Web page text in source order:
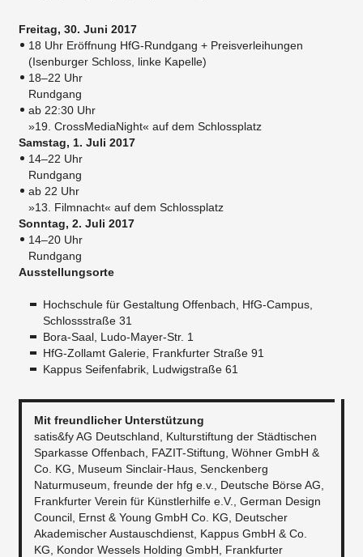
Freitag, 30. Juni 2017
18 Uhr Eröffnung HfG-Rundgang + Preisverleihungen
(Isenburger Schloss, linke Kapelle)
18–22 Uhr
Rundgang
ab 22:30 Uhr
»19. CrossMediaNight« auf dem Schlossplatz
Samstag, 1. Juli 2017
14–22 Uhr
Rundgang
ab 22 Uhr
»13. Filmnacht« auf dem Schlossplatz
Sonntag, 2. Juli 2017
14–20 Uhr
​Rundgang
Ausstellungsorte​
Hochschule für Gestaltung Offenbach, HfG-Campus,
Schlossstraße 31
Bora-Saal, Ludo-Mayer-Str. 1
HfG-Zollamt Galerie, Frankfurter Straße 91
Kappus Seifenfabrik, Ludwigstraße 61
Mit freundlicher Unterstützung
satis&fy AG Deutschland, Kulturstiftung der Städtischen
Sparkasse Offenbach, FAZIT-Stiftung, Wöhner GmbH &
Co. KG, Museum Sinclair-Haus, Senckenberg
Naturmuseum, freunde der hfg e.v., Deutsche Börse AG,
Frankfurter Verein für Künstlerhilfe e.V., German Design
Council, Ernst & Young GmbH Co. KG, Deutscher
Akademischer Austauschdienst, Kappus GmbH & Co.
KG, Kondor Wessels Holding GmbH, Frankfurter